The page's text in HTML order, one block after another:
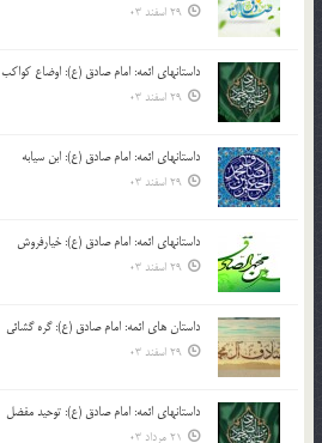
29 اسفند 03
داستانهای ائمه: امام صادق (ع): اوضاع کواکب
29 اسفند 03
داستانهای ائمه: امام صادق (ع): ابن سیابه
29 اسفند 03
داستانهای ائمه: امام صادق (ع): خیارفروش
29 اسفند 03
داستان های ائمه: امام صادق (ع): گره گشائی
29 اسفند 03
داستانهای ائمه: امام صادق (ع): توحید مفضل
21 مرداد 03